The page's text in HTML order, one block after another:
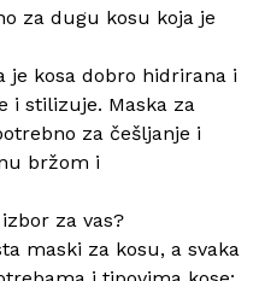
za dugu kosu koja je
je kosa dobro hidrirana i
i stilizuje. Maska za
za češljanje i
bržom i
za vas?
maski za kosu, a svaka